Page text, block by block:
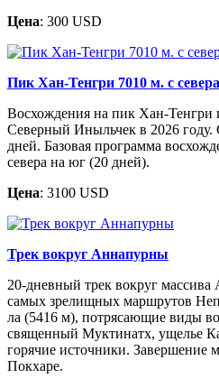
Цена: 300 USD
Пик Хан-Тенгри 7010 м. с
Восхождения на пик Хан-Тенгри
Северный Иныльчек в 2026 году.
дней. Базовая программа
севера на юг (20 дней).
Цена: 3100 USD
Трек вокруг Аннапурны
20-дневный трек вокруг
самых зрелищных маршрутов
ла (5416 м), потрясающие виды
священный Муктинатх, ущелье
горячие источники.
Покхаре.